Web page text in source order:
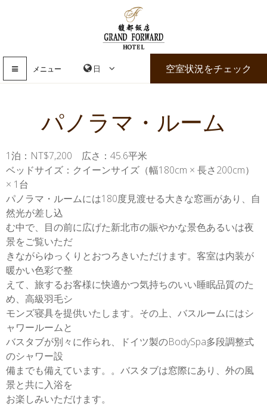
メニュー 空室状況をチェック
パノラマ・ルーム
1泊：NT$7,200 広さ：45.6平米
ベッドサイズ：クイーンサイズ（幅180cm × 長さ200cm）
× 1台
パノラマ・ルームには180度見渡せる大きな窓画があり、自
然光が差し込
む中で、目の前に広げた新北市の賑やかな景色あるいは夜
景をご覧いただ
きながらゆっくりとおつろきいただけます。客室は内装が
暖かい色彩で整
えて、旅するお客様に快適かつ気持ちのいい睡眠品質のた
め、高級羽毛シ
モンズ寝具を提供いたします。その上、バスルームにはシ
ャワールームと
バスタブが別々に作られ、ドイツ製のBodySpa多段調整式
のシャワー設
備までも備えています。。バスタブは窓際にあり、外の風
景と共に入浴を
お楽しみいただけます。